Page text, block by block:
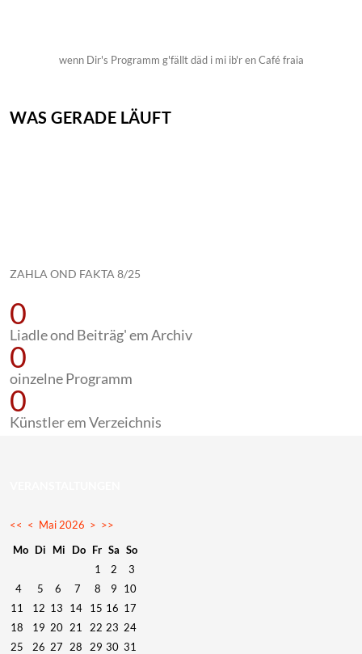
wenn Dir's Programm g'fällt däd i mi ib'r en Café fraia
WAS GERADE LÄUFT
ZAHLA OND FAKTA 8/25
0
Liadle ond Beiträg' em Archiv
0
oinzelne Programm
0
Künstler em Verzeichnis
<< < Mai 2026 > >>
Mo Di Mi Do Fr Sa So
1
2
3
4
5 6 7 8 9
10
11
12 13 14 15 16 17
18
19 20 21 22 23 24
25
26 27 28 29 30 31